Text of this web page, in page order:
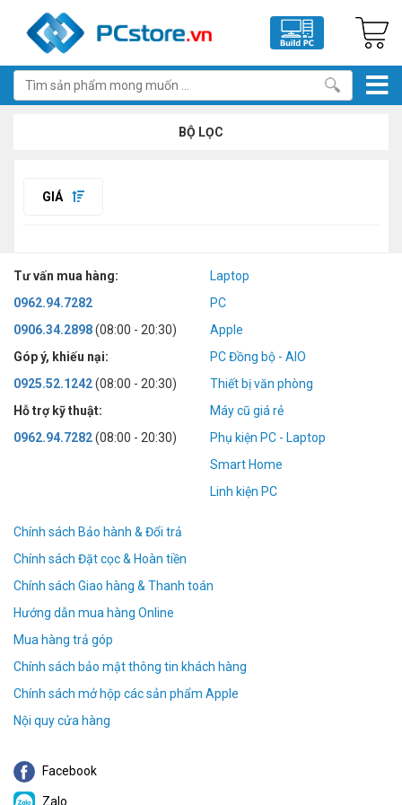
BỘ LỌC
GIÁ
Tư vấn mua hàng:
0962.94.7282
0906.34.2898(08:00 - 20:30)
Góp ý, khiếu nại:
0925.52.1242(08:00 - 20:30)
Hỗ trợ kỹ thuật:
0962.94.7282(08:00 - 20:30)
Laptop
PC
Apple
PC Đồng bộ - AIO
Thiết bị văn phòng
Máy cũ giá rẻ
Phụ kiện PC - Laptop
Smart Home
Linh kiện PC
Chính sách Bảo hành & Đổi trả
Chính sách Đặt cọc & Hoàn tiền
Chính sách Giao hàng & Thanh toán
Hướng dẫn mua hàng Online
Mua hàng trả góp
Chính sách bảo mật thông tin khách hàng
Chính sách mở hộp các sản phẩm Apple
Nội quy cửa hàng
Facebook
Zalo